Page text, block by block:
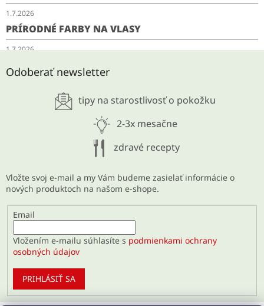
1.7.2026
PRÍRODNÉ FARBY NA VLASY
1.7.2026
SCHUDNITE ODKYSLENÍM
Odoberať newsletter
tipy na starostlivosť o pokožku
2-3x mesačne
zdravé recepty
Vložte svoj e-mail a my Vám budeme zasielať informácie o
nových produktoch na našom e-shope.
Email
Vložením e-mailu súhlasíte s podmienkami ochrany
osobných údajov
PRIHLÁSIŤ SA